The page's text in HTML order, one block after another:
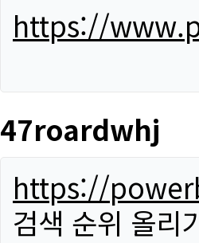
https://
47roardwhj
https://
검색 순위 올리